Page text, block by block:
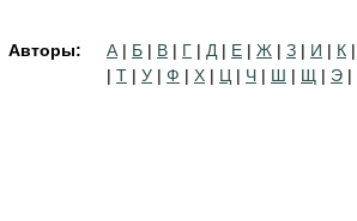
Авторы: А | Б | В | Г | Д | Е | Ж | З | И | К |
| Т | У | Ф | Х | Ц | Ч | Ш | Щ | Э |